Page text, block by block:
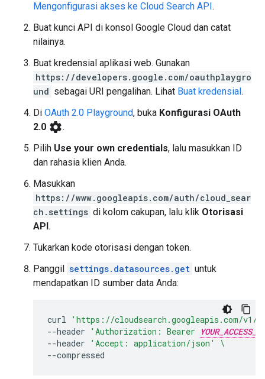
Mengonfigurasi akses ke Cloud Search API.
Buat kunci API di konsol Google Cloud dan catat
nilainya.
Buat kredensial aplikasi web. Gunakan
https://developers.google.com/oauthplaygro
und sebagai URI pengalihan. Lihat Buat kredensial.
Di OAuth 2.0 Playground, buka Konfigurasi OAuth
2.0 settings.
Pilih Use your own credentials, lalu masukkan ID
dan rahasia klien Anda.
Masukkan
https://www.googleapis.com/auth/cloud_sear
ch.settings di kolom cakupan, lalu klik Otorisasi
API.
Tukarkan kode otorisasi dengan token.
Panggil settings.datasources.get untuk
mendapatkan ID sumber data Anda:
curl
'https://cloudsearch.googleapis.com/v1/
--header
'Authorization: Bearer
--header
'Accept: application/json'
\